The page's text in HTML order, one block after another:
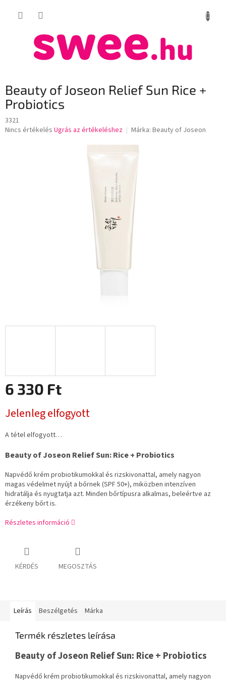
KOSÁR
Beauty of Joseon Relief Sun Rice +
Probiotics
3321
A
Nincs értékelés Ugrás az értékeléshez Márka: Beauty of Joseon
6 330 Ft
Jelenleg elfogyott
A tétel elfogyott…
Beauty of Joseon Relief Sun: Rice + Probiotics
Napvédő krém probiotikumokkal és rizskivonattal, amely nagyon
magas védelmet nyújt a bőrnek (SPF 50+), miközben intenzíven
hidratálja és nyugtatja azt. Minden bőrtípusra alkalmas, beleértve az
érzékeny bőrt is.
Részletes információ
KÉRDÉS MEGOSZTÁS
Leírás Beszélgetés Márka
Termék részletes leírása
Beauty of Joseon Relief Sun: Rice + Probiotics
Napvédő krém probiotikumokkal és rizskivonattal, amely nagyon